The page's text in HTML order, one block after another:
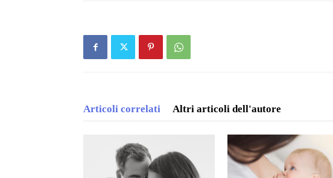
Articoli correlati Altri articoli dell'autore